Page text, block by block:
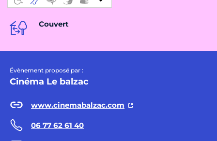
Couvert
Évènement proposé par :
Cinéma Le balzac
www.cinemabalzac.com
06 77 62 61 40